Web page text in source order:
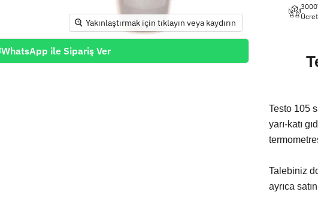
Yakınlaştırmak için tıklayın veya kaydırın
WhatsApp ile Sipariş Ver
Testo 105
yarı-katı
Talebiniz
ayrıca